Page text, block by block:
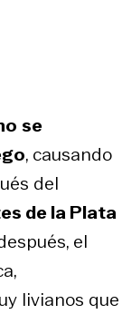
se
, causando
del
de la Plata
el
livianos que